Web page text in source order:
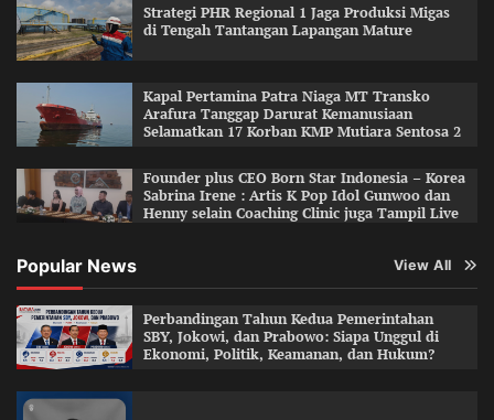
Strategi PHR Regional 1 Jaga Produksi Migas
di Tengah Tantangan Lapangan Mature
Kapal Pertamina Patra Niaga MT Transko
Arafura Tanggap Darurat Kemanusiaan
Selamatkan 17 Korban KMP Mutiara Sentosa 2
Founder plus CEO Born Star Indonesia – Korea
Sabrina Irene : Artis K Pop Idol Gunwoo dan
Henny selain Coaching Clinic juga Tampil Live
Popular News View All
Perbandingan Tahun Kedua Pemerintahan
SBY, Jokowi, dan Prabowo: Siapa Unggul di
Ekonomi, Politik, Keamanan, dan Hukum?